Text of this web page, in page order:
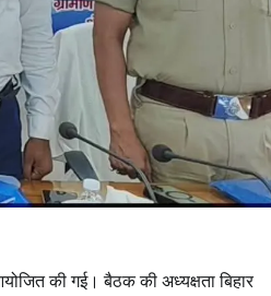
की गई। बैठक की अध्यक्षता बिहार